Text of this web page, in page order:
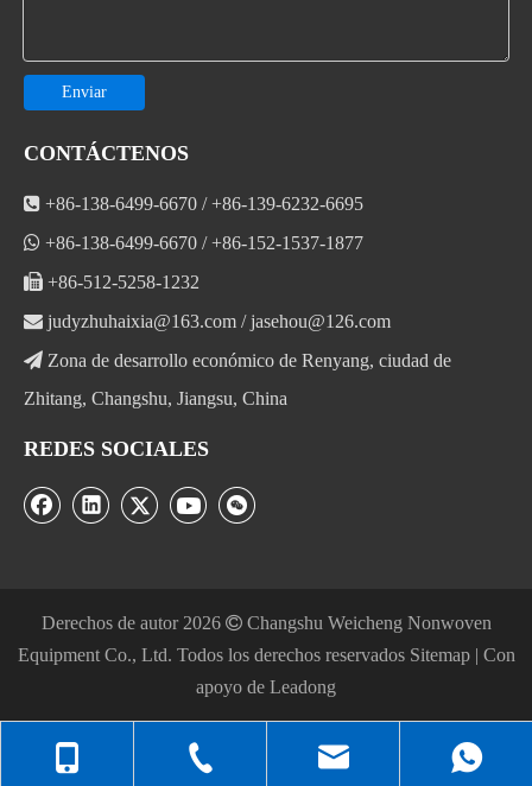
Enviar
CONTÁCTENOS
 +86-138-6499-6670 / +86-139-6232-6695
 +86-138-6499-6670 / +86-152-1537-1877
 +86-512-5258-1232
 judyzhuhaixia@163.com /jasehou@126.com
 Zona de desarrollo económico de Renyang, ciudad de
Zhitang, Changshu, Jiangsu, China
REDES SOCIALES
Derechos de autor 2026 Changshu Weicheng Nonwoven
Equipment Co., Ltd. Todos los derechos reservados Sitemap | Con
apoyo de Leadong